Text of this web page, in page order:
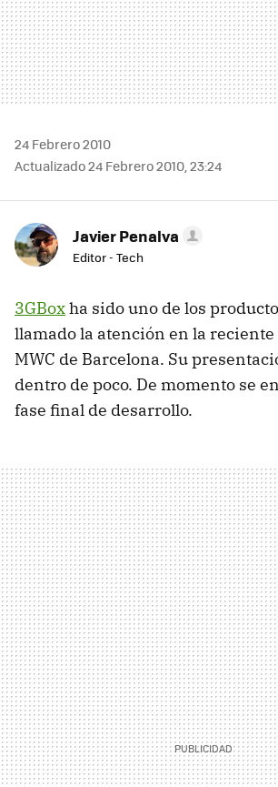
24 Febrero 2010
Actualizado 24 Febrero 2010, 23:24
Javier Penalva
Editor - Tech
3GBoxha sido uno de los
llamado la atención en la
MWC de Barcelona. Su
dentro de poco. De momento se
fase final de desarrollo.